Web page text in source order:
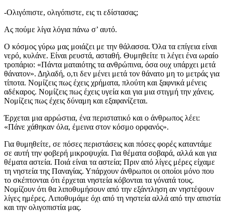
-Ολιγόπιστε, ολιγόπιστε, εις τι εδίστασας;
Ας πούμε λίγα λόγια πάνω σ’ αυτό.
Ο κόσμος γύρω μας μοιάζει με την θάλασσα. Όλα τα επίγεια είναι
νερό, κυλάνε. Είναι ρευστά, ασταθή. Θυμηθείτε τι λέγει ένα ωραίο
τροπάριο: «Πάντα ματαιότης τα ανθρώπινα, όσα ουχ υπάρχει μετά
θάνατον». Δηλαδή, ο,τι δεν μένει μετά τον θάνατο μη το μετράς για
τίποτα. Νομίζεις πως έχεις χρήματα, πλούτη και ξαφνικά μένεις
αδέκαρος. Νομίζεις πως έχεις υγεία και για μια στιγμή την χάνεις.
Νομίζεις πως έχεις δύναμη και εξαφανίζεται.
Έρχεται μια αρρώστια, ένα περιστατικό και ο άνθρωπος λέει:
«Πάνε χάθηκαν όλα, έμεινα στον κόσμο ορφανός».
Για θυμηθείτε, σε πόσες περιστάσεις και πόσες φορές καταντάμε
σε αυτή την φοβερή μικροψυχία. Για θέματα σοβαρά, αλλά και για
θέματα αστεία. Ποιά είναι τα αστεία; Πριν από λίγες μέρες είχαμε
τη νηστεία της Παναγίας. Υπάρχουν άνθρωποι οι οποίοι μόνο που
το σκέπτονται ότι έρχεται νηστεία κόβονται τα γόνατά τους.
Νομίζουν ότι θα λιποθυμήσουν από την εξάντληση αν νηστέψουν
λίγες ημέρες. Λιποθυμάμε όχι από τη νηστεία αλλά από την απιστία
και την ολιγοπιστία μας.